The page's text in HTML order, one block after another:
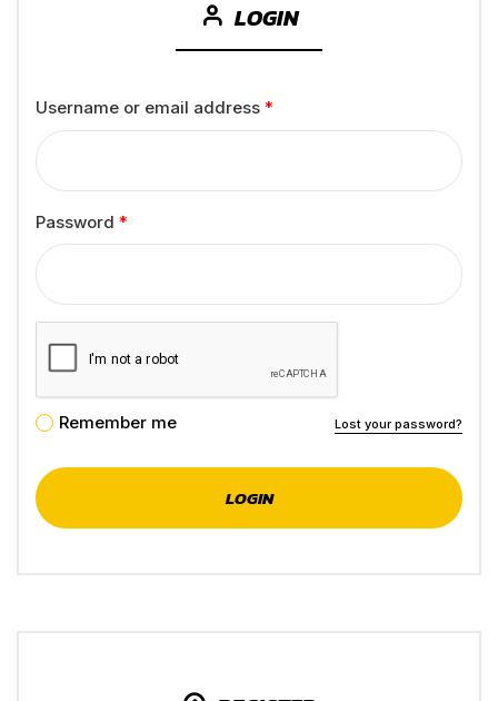
LOGIN
Username or email address *
Password *
Remember me Lost your password?